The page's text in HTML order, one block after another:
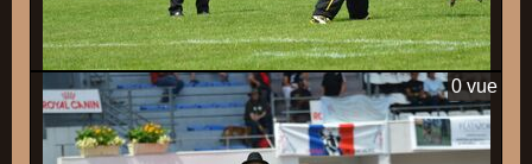
0 vue